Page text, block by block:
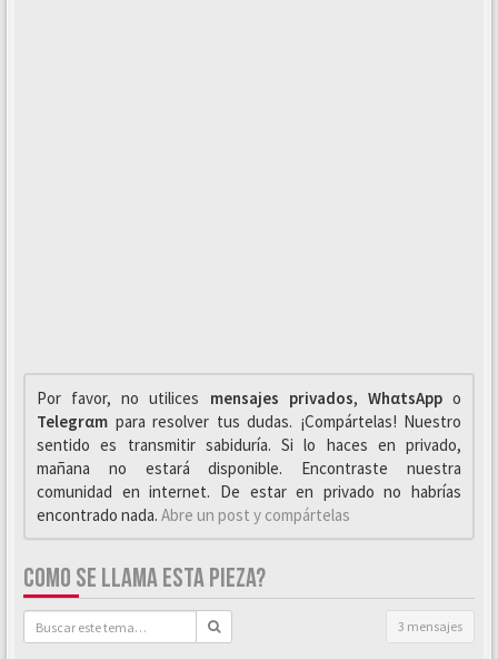
Por favor, no utilices mensajes privados, WhαtsAppo
Telegrαm para resolver tus dudas. ¡Compártelas! Nuestro
sentido es transmitir sabiduría. Si lo haces en privado,
mañana no estará disponible. Encontraste nuestra
comunidad en internet. De estar en privado no habrías
encontrado nada. Abre un post y compártelas
COMO SE LLAMA ESTA PIEZA?
3 mensajes